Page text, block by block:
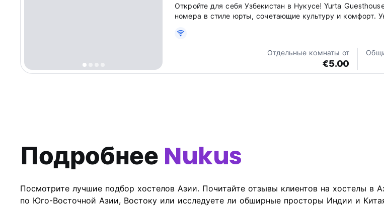
Откройте для себя Узбекистан в Нукусе! Yurta
номера в стиле юрты, сочетающие культуру и комфорт.
from original language)
Отдельные комнаты от
€5.00
Подробнее Nukus
Посмотрите лучшие подбор хостелов Азии. Почитайте отзывы клиентов на хостелы в
по Юго-Восточной Азии, Востоку или исследуете ли обширные просторы Индии и